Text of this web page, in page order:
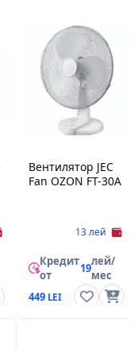
Вентилятор JEC
Fan OZON FT-30A
13 лей
Кредит
от
19лей/
мес
449